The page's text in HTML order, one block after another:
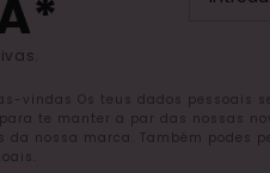
Os teus dados pessoais
te manter a par das nossas
nossa marca. Também